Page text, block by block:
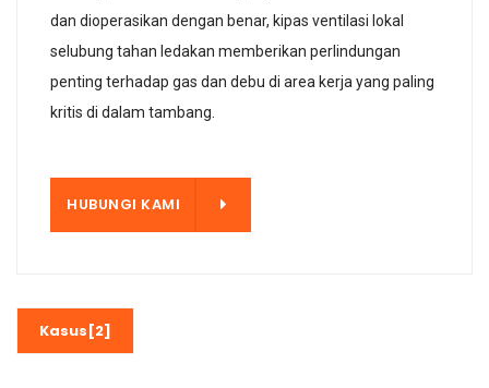
dan dioperasikan dengan benar, kipas ventilasi lokal
selubung tahan ledakan memberikan perlindungan
penting terhadap gas dan debu di area kerja yang paling
kritis di dalam tambang.
HUBUNGI KAMI
Kasus[2]